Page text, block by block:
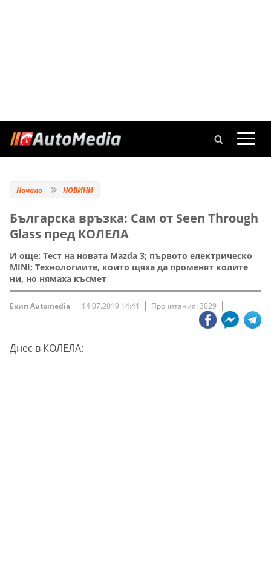
Начало НОВИНИ
Българска връзка: Сам от Seen Through
Glass пред КОЛЕЛА
И още: Тест на новата Mazda 3; първото електрическо
MINI; Технологиите, които щяха да променят колите
ни, но нямаха късмет
Екип Automedia 14.07.2019 14:41 Прочитания: 3029
Днес в КОЛЕЛА: